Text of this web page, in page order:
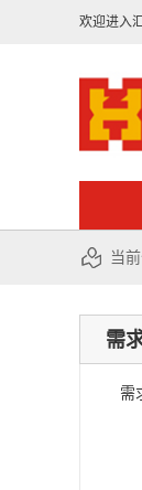
欢迎进入
当前
需
需